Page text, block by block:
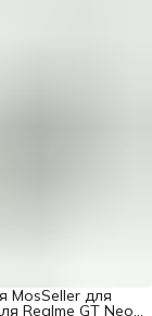
MosSeller для
Realme GT Neo